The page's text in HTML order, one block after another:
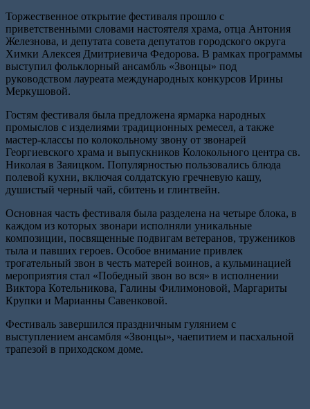
Торжественное открытие фестиваля прошло с
приветственными словами настоятеля храма, отца Антония
Железнова, и депутата совета депутатов городского округа
Химки Алексея Дмитриевича Федорова. В рамках программы
выступил фольклорный ансамбль «Звонцы» под
руководством лауреата международных конкурсов Ирины
Меркушовой.
Гостям фестиваля была предложена ярмарка народных
промыслов с изделиями традиционных ремесел, а также
мастер-классы по колокольному звону от звонарей
Георгиевского храма и выпускников Колокольного центра св.
Николая в Заяицком. Популярностью пользовались блюда
полевой кухни, включая солдатскую гречневую кашу,
душистый черный чай, сбитень и глинтвейн.
Основная часть фестиваля была разделена на четыре блока, в
каждом из которых звонари исполняли уникальные
композиции, посвященные подвигам ветеранов, тружеников
тыла и павших героев. Особое внимание привлек
трогательный звон в честь матерей воинов, а кульминацией
мероприятия стал «Победный звон во вся» в исполнении
Виктора Котельникова, Галины Филимоновой, Маргариты
Крупки и Марианны Савенковой.
Фестиваль завершился праздничным гулянием с
выступлением ансамбля «Звонцы», чаепитием и пасхальной
трапезой в приходском доме.